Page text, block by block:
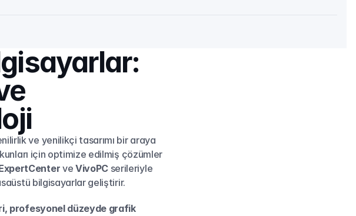
ve yenilikçi tasarımı bir araya
için optimize edilmiş çözümler
ve VivoPC serileriyle
bilgisayarlar geliştirir.
profesyonel düzeyde grafik